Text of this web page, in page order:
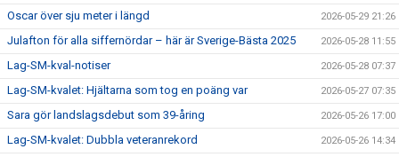
Oscar över sju meter i längd 2026-05-29 21:26
Julafton för alla siffernördar – här är Sverige-Bästa 2025 2026-05-28 11:55
Lag-SM-kval-notiser 2026-05-28 07:37
Lag-SM-kvalet: Hjältarna som tog en poäng var 2026-05-27 07:35
Sara gör landslagsdebut som 39-åring 2026-05-26 17:00
Lag-SM-kvalet: Dubbla veteranrekord 2026-05-26 14:34